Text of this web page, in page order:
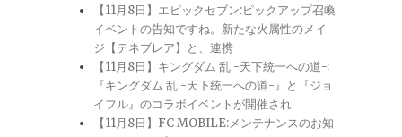
【11月8日】エピックセブン:ピックアップ召喚
イベントの告知ですね。新たな火属性のメイ
ジ【テネブレア】と、連携
【11月8日】キングダム 乱 -天下統一への道-:
『キングダム 乱 -天下統一への道-』と『ジョ
イフル』のコラボイベントが開催され
【11月8日】FC MOBILE:メンテナンスのお知